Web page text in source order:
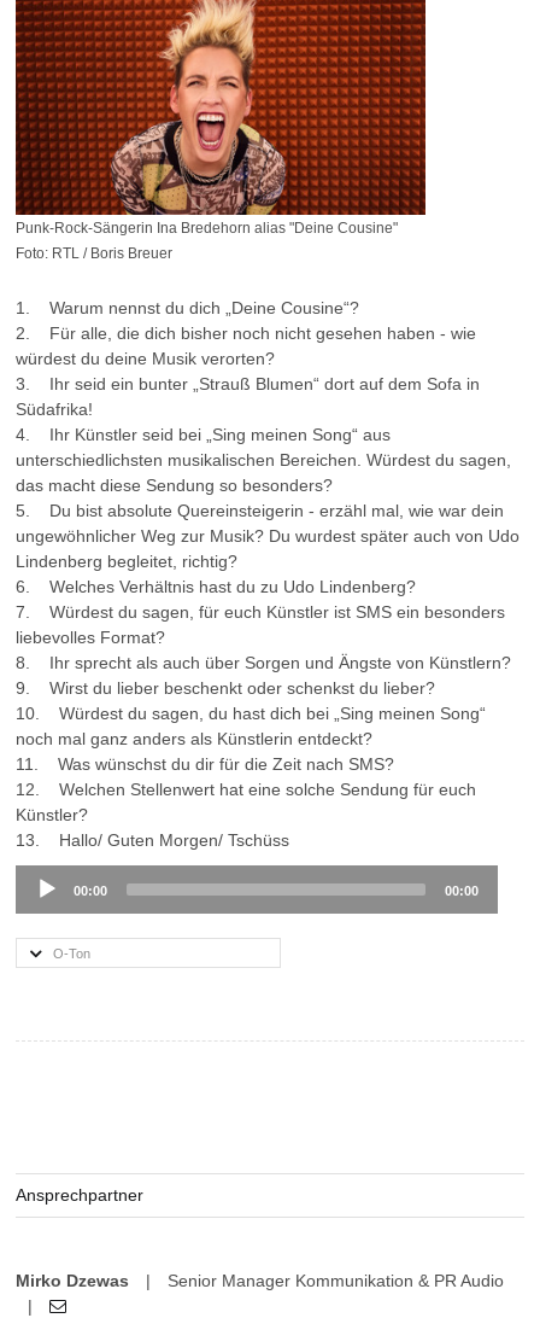
Punk-Rock-Sängerin Ina Bredehorn alias "Deine Cousine"
Foto: RTL / Boris Breuer
1. Warum nennst du dich „Deine Cousine“?
2. Für alle, die dich bisher noch nicht gesehen haben - wie
würdest du deine Musik verorten?
3. Ihr seid ein bunter „Strauß Blumen“ dort auf dem Sofa in
Südafrika!
4. Ihr Künstler seid bei „Sing meinen Song“ aus
unterschiedlichsten musikalischen Bereichen. Würdest du sagen,
das macht diese Sendung so besonders?
5. Du bist absolute Quereinsteigerin - erzähl mal, wie war dein
ungewöhnlicher Weg zur Musik? Du wurdest später auch von Udo
Lindenberg begleitet, richtig?
6. Welches Verhältnis hast du zu Udo Lindenberg?
7. Würdest du sagen, für euch Künstler ist SMS ein besonders
liebevolles Format?
8. Ihr sprecht als auch über Sorgen und Ängste von Künstlern?
9. Wirst du lieber beschenkt oder schenkst du lieber?
10. Würdest du sagen, du hast dich bei „Sing meinen Song“
noch mal ganz anders als Künstlerin entdeckt?
11. Was wünschst du dir für die Zeit nach SMS?
12. Welchen Stellenwert hat eine solche Sendung für euch
Künstler?
13. Hallo/ Guten Morgen/ Tschüss
Audio
Player
00:00 00:00
O-Ton
Ansprechpartner
Mirko Dzewas |
Senior Manager Kommunikation & PR Audio
|